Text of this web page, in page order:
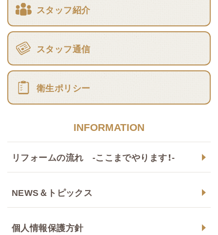
スタッフ紹介
スタッフ通信
衛生ポリシー
INFORMATION
リフォームの流れ -ここまでやります！-
NEWS＆トピックス
個人情報保護方針